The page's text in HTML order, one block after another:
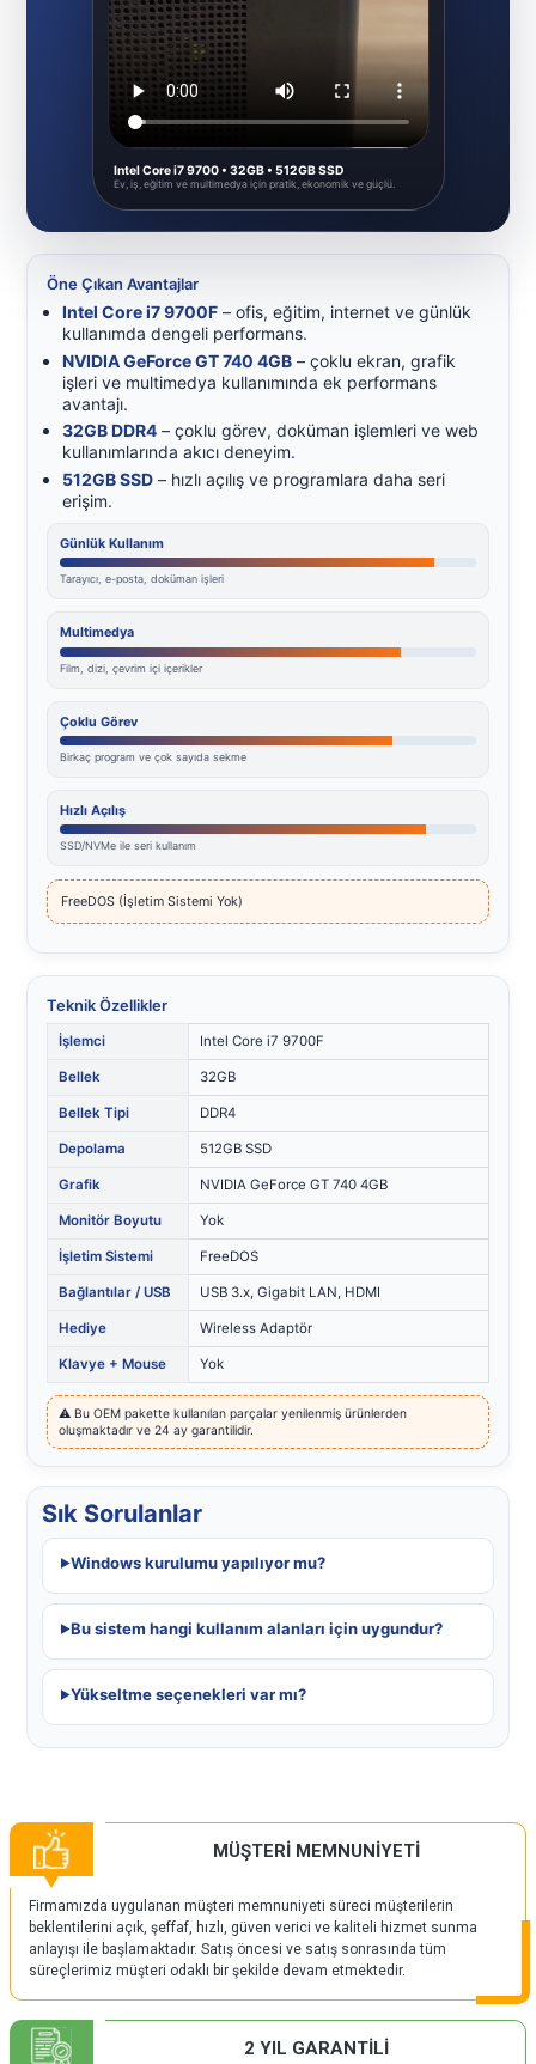
Intel Core i7 9700 • 32GB • 512GB SSD
Ev, iş, eğitim ve multimedya için pratik, ekonomik ve güçlü.
Öne Çıkan Avantajlar
Intel Core i7 9700F – ofis, eğitim, internet ve günlük
kullanımda dengeli performans.
NVIDIA GeForce GT 740 4GB – çoklu ekran, grafik
işleri ve multimedya kullanımında ek performans
avantajı.
32GB DDR4 – çoklu görev, doküman işlemleri ve web
kullanımlarında akıcı deneyim.
512GB SSD – hızlı açılış ve programlara daha seri
erişim.
Günlük Kullanım
Tarayıcı, e-posta, doküman işleri
Multimedya
Film, dizi, çevrim içi içerikler
Çoklu Görev
Birkaç program ve çok sayıda sekme
Hızlı Açılış
SSD/NVMe ile seri kullanım
FreeDOS (İşletim Sistemi Yok)
Teknik Özellikler
İşlemci Intel Core i7 9700F
Bellek 32GB
Bellek Tipi DDR4
Depolama 512GB SSD
Grafik NVIDIA GeForce GT 740 4GB
Monitör Boyutu Yok
İşletim Sistemi FreeDOS
Bağlantılar / USB USB 3.x, Gigabit LAN, HDMI
Hediye Wireless Adaptör
Klavye + Mouse Yok
⚠️ Bu OEM pakette kullanılan parçalar yenilenmiş ürünlerden
oluşmaktadır ve 24 ay garantilidir.
Sık Sorulanlar
Windows kurulumu yapılıyor mu?
Bu sistem hangi kullanım alanları için uygundur?
Yükseltme seçenekleri var mı?
MÜŞTERİ MEMNUNİYETİ
Firmamızda uygulanan müşteri memnuniyeti süreci müşterilerin
beklentilerini açık, şeffaf, hızlı, güven verici ve kaliteli hizmet sunma
anlayışı ile başlamaktadır. Satış öncesi ve satış sonrasında tüm
süreçlerimiz müşteri odaklı bir şekilde devam etmektedir.
2 YIL GARANTİLİ